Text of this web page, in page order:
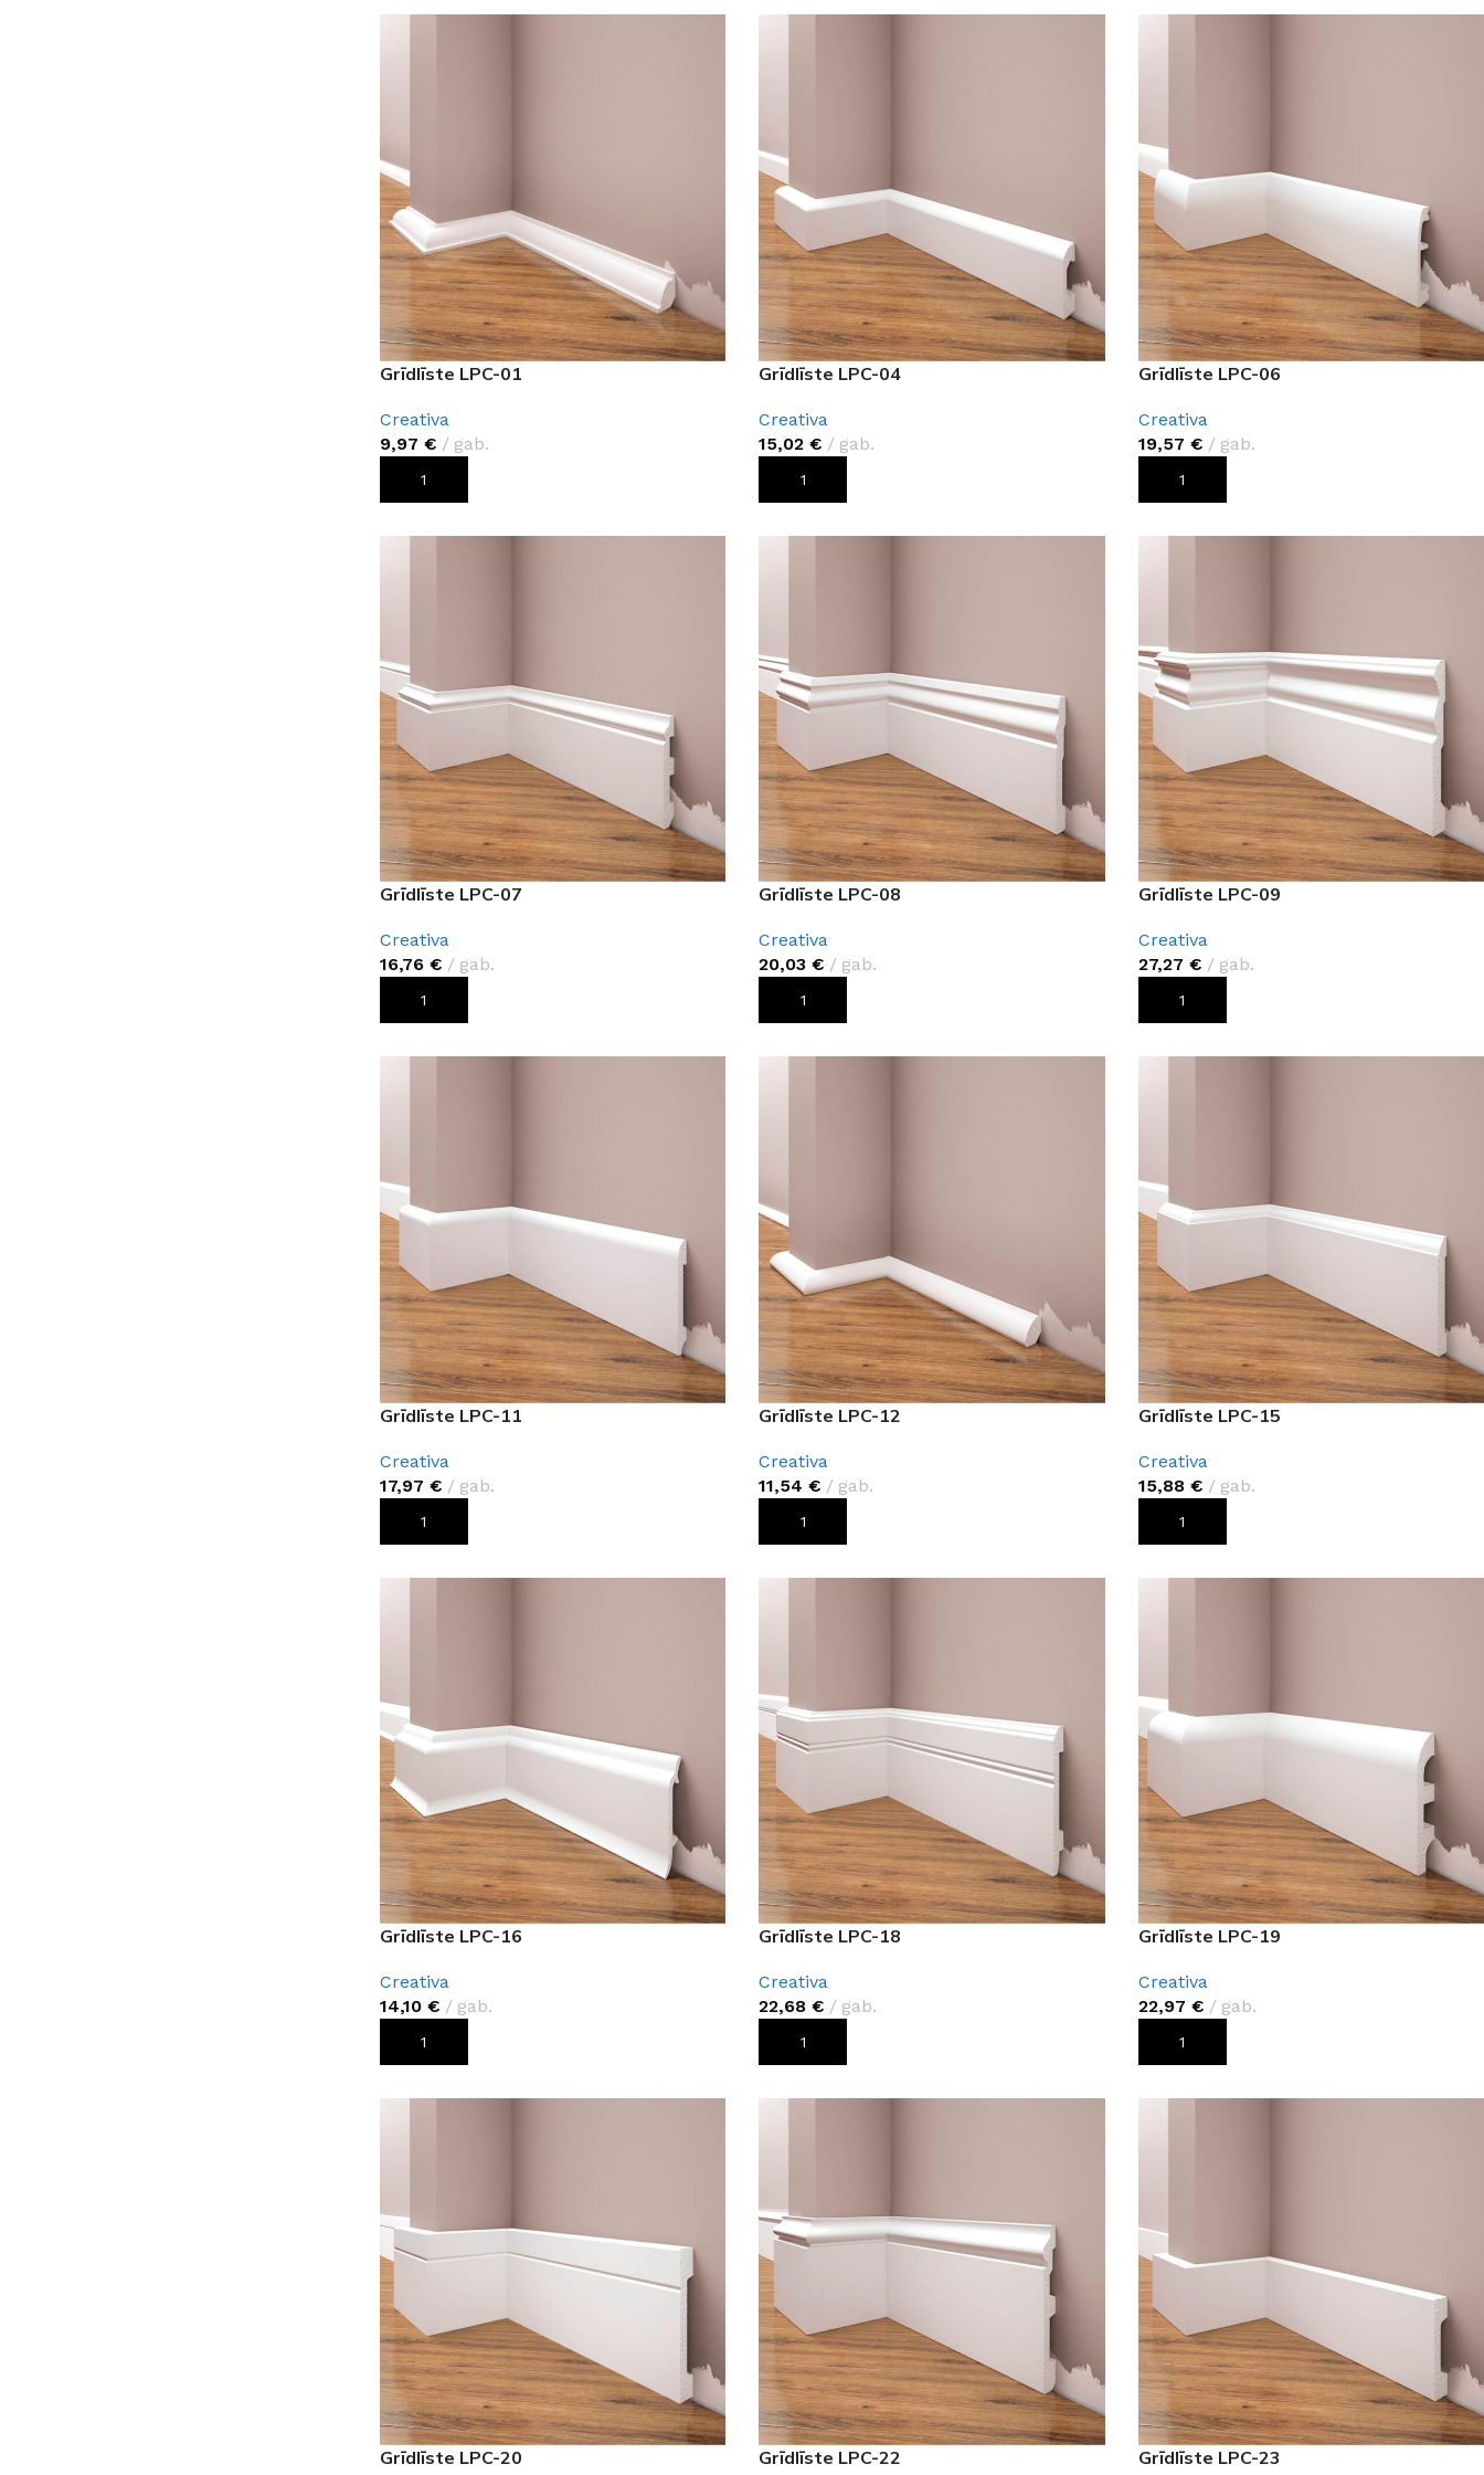
Sīkāk
Gumijas krāsa Klinkera
profesionāli interjera dizaineri
GRĪDĀM
Grīdlīste LPC-01
Creativa
9,97 € gab.
PIEVIENOT GROZAM
Grīdlīste LPC-04
Creativa
15,02 € gab.
PIEVIENOT GROZAM
Grīdlīste LPC-06
Creativa
19,57 € gab.
PIEVIENOT GROZAM
Grīdlīste LPC-07
Creativa
16,76 € gab.
PIEVIENOT GROZAM
Grīdlīste LPC-08
Creativa
20,03 € gab.
PIEVIENOT GROZAM
Grīdlīste LPC-09
Creativa
27,27 € gab.
PIEVIENOT GROZAM
Grīdlīste LPC-11
Creativa
17,97 € gab.
PIEVIENOT GROZAM
Grīdlīste LPC-12
Creativa
11,54 € gab.
PIEVIENOT GROZAM
Grīdlīste LPC-15
Creativa
15,88 € gab.
PIEVIENOT GROZAM
Grīdlīste LPC-16
Creativa
14,10 € gab.
PIEVIENOT GROZAM
Grīdlīste LPC-18
Creativa
22,68 € gab.
PIEVIENOT GROZAM
Grīdlīste LPC-19
Creativa
22,97 € gab.
PIEVIENOT GROZAM
Grīdlīste LPC-20 Grīdlīste LPC-22 Grīdlīste LPC-23